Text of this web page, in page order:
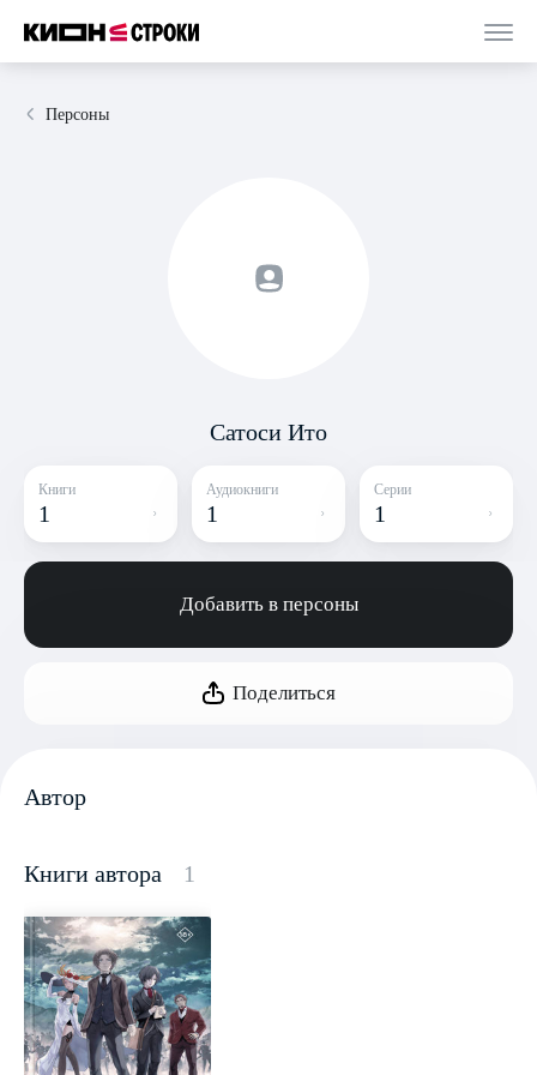
Персоны
Сатоси Ито
Книги
1
Аудиокниги
1
Серии
1
Добавить в персоны
Поделиться
Автор
Книги автора 1